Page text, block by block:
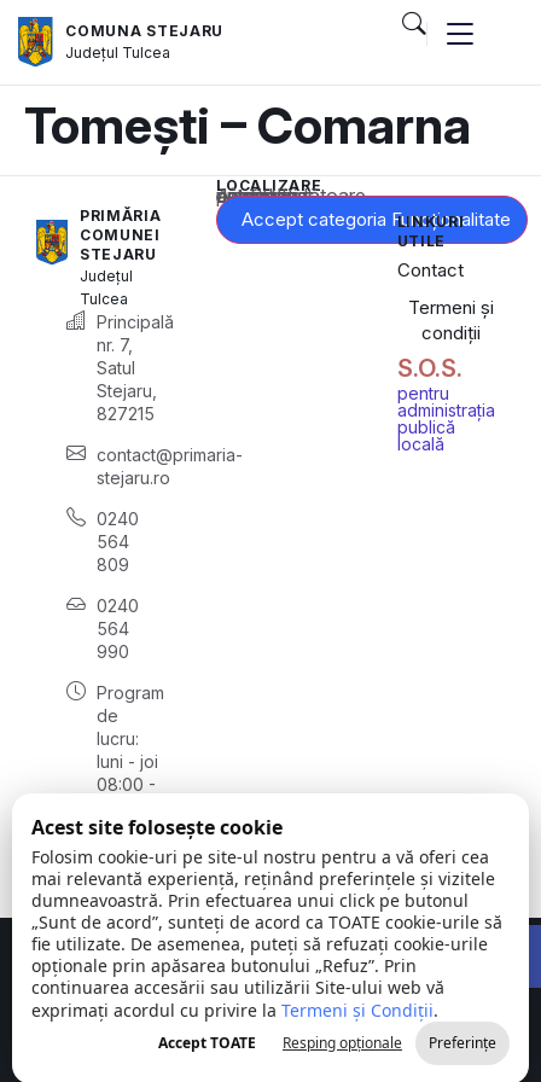
COMUNA STEJARU
Județul Tulcea
Tomești – Comarna
PRIMĂRIA
COMUNEI
STEJARU
Județul
Tulcea
Principală
nr. 7,
Satul
Stejaru,
827215
contact@primaria-
stejaru.ro
0240
564
809
0240
564
990
Program
de
lucru:
luni - joi
08:00 -
vineri
08:00 -
14:00
LOCALIZARE
Acest conținut este blocat până când acceptați categoria corespunzătoare de cookie-uri.
Accept categoria Funcționalitate
LINKURI
UTILE
Contact
Termeni și
condiții
S.O.S.
pentru
administrația
publică
locală
Comuna
Stejaru |
județul Tulcea
©
2026
Toate
drepturile
rezervate
Concept realizat deBig Media Relații Publice SRL
Acest site folosește cookie
Folosim cookie-uri pe site-ul nostru pentru a vă oferi cea
mai relevantă experiență, reținând preferințele și vizitele
dumneavoastră. Prin efectuarea unui click pe butonul
„Sunt de acord”, sunteți de acord ca TOATE cookie-urile să
fie utilizate. De asemenea, puteți să refuzați cookie-urile
opționale prin apăsarea butonului „Refuz”. Prin
continuarea accesării sau utilizării Site-ului web vă
exprimați acordul cu privire la Termeni și Condiții.
Accept TOATE Resping opționale Preferințe